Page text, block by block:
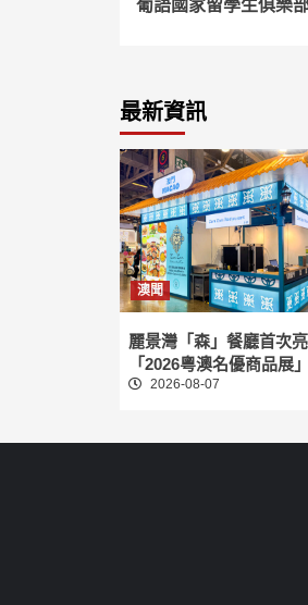
Reading
葡語國家留學生俱樂
最新資訊
澳聞
麗景灣「森」餐廳首次
「2026粵澳名優商品展」
2026-08-07